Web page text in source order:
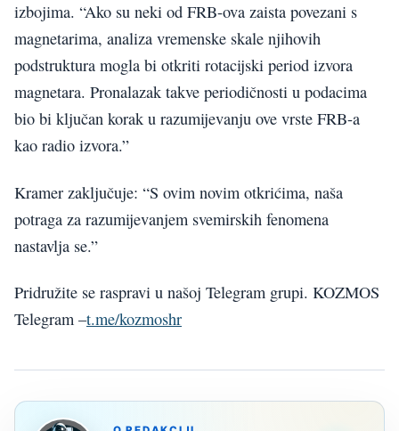
izbojima. “Ako su neki od FRB-ova zaista povezani s
magnetarima, analiza vremenske skale njihovih
podstruktura mogla bi otkriti rotacijski period izvora
magnetara. Pronalazak takve periodičnosti u podacima
bio bi ključan korak u razumijevanju ove vrste FRB-a
kao radio izvora.”
Kramer zaključuje: “S ovim novim otkrićima, naša
potraga za razumijevanjem svemirskih fenomena
nastavlja se.”
Pridružite se raspravi u našoj Telegram grupi. KOZMOS
Telegram –t.me/kozmoshr